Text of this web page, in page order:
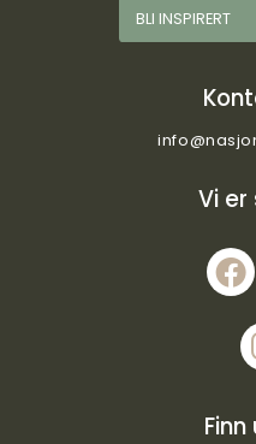
BLI INSPIRERT
Vi er